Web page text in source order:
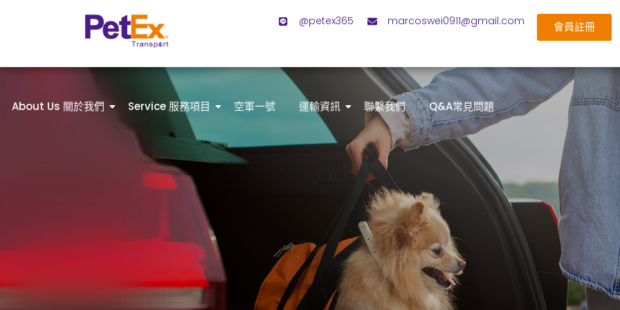
@petex365 marcoswei0911@gmail.com 會員註冊
About Us 關於我們 Service 服務項目 空軍一號 運輸資訊 聯繫我們 Q&A常見問題